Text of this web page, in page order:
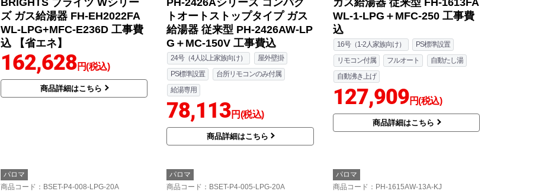
BRIGHTS ブライツ Wシリー
ズ ガス給湯器 FH-EH2022FA
WL-LPG+MFC-E236D 工事費
込 【省エネ】
162,628円(税込)
商品詳細はこちら
PH-2426Aシリーズ コンパク
トオートストップタイプ ガス
給湯器 従来型 PH-2426AW-LP
G＋MC-150V 工事費込
24号（4人以上家族向け）
屋外壁掛
PS標準設置
台所リモコンのみ付属
給湯専用
78,113円(税込)
商品詳細はこちら
ガス給湯器 従来型 FH-1613FA
WL-1-LPG＋MFC-250 工事費
込
16号（1-2人家族向け）
PS標準設置
リモコン付属
フルオート
自動たし湯
自動沸き上げ
127,909円(税込)
商品詳細はこちら
パロマ
商品コード ：BSET-P4-008-LPG-20A
パロマ
商品コード ：BSET-P4-005-LPG-20A
パロマ
商品コード ：PH-1615AW-13A-KJ